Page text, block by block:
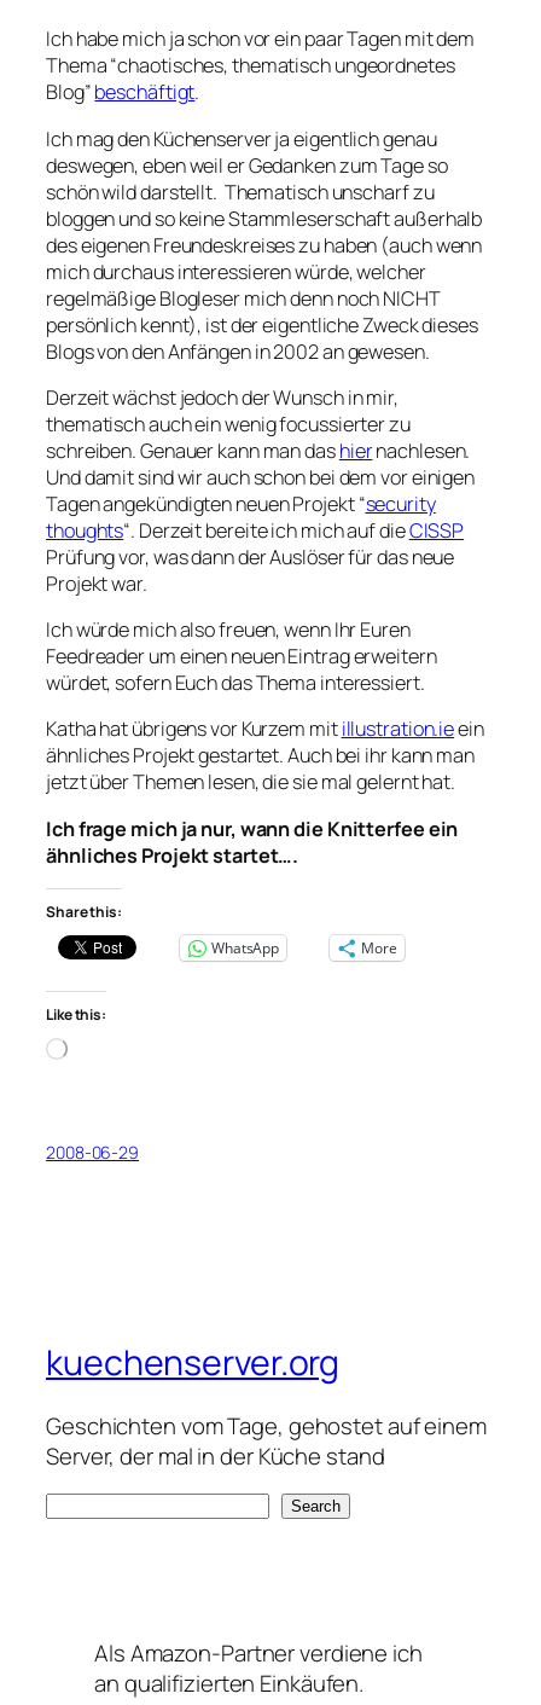
Ich habe mich ja schon vor ein paar Tagen mit dem
Thema “chaotisches, thematisch ungeordnetes
Blog”beschäftigt.
Ich mag den Küchenserver ja eigentlich genau
deswegen, eben weil er Gedanken zum Tage so
schön wild darstellt. Thematisch unscharf zu
bloggen und so keine Stammleserschaft außerhalb
des eigenen Freundeskreises zu haben (auch wenn
mich durchaus interessieren würde, welcher
regelmäßige Blogleser mich denn noch NICHT
persönlich kennt), ist der eigentliche Zweck dieses
Blogs von den Anfängen in 2002 an gewesen.
Derzeit wächst jedoch der Wunsch in mir,
thematisch auch ein wenig focussierter zu
schreiben. Genauer kann man dashiernachlesen.
Und damit sind wir auch schon bei dem vor einigen
Tagen angekündigten neuen Projekt “security
thoughts“. Derzeit bereite ich mich auf dieCISSP
Prüfung vor, was dann der Auslöser für das neue
Projekt war.
Ich würde mich also freuen, wenn Ihr Euren
Feedreader um einen neuen Eintrag erweitern
würdet, sofern Euch das Thema interessiert.
Katha hat übrigens vor Kurzem mitillustration.ieein
ähnliches Projekt gestartet. Auch bei ihr kann man
jetzt über Themen lesen, die sie mal gelernt hat.
Ich frage mich ja nur, wann die Knitterfee ein
ähnliches Projekt startet….
Share this:
WhatsApp
More
Like this:
Loading…
2008-06-29
kuechenserver.org
Geschichten vom Tage, gehostet auf einem
Server, der mal in der Küche stand
Search
Als Amazon-Partner verdiene ich
an qualifizierten Einkäufen.